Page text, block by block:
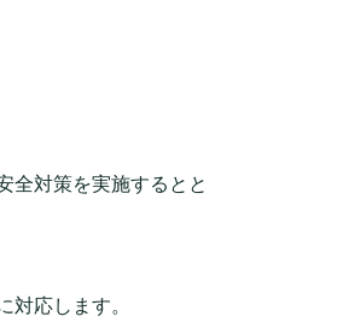
全対策を実施するとと
応します。